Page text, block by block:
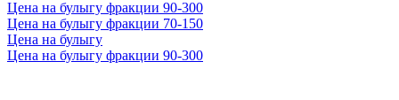
Цена на булыгу фракции 90-300
Цена на булыгу фракции 70-150
Цена на булыгу
Цена на булыгу фракции 90-300